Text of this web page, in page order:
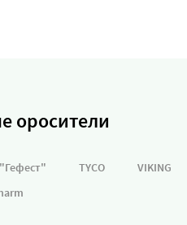
оросители
TYCO
VIKING